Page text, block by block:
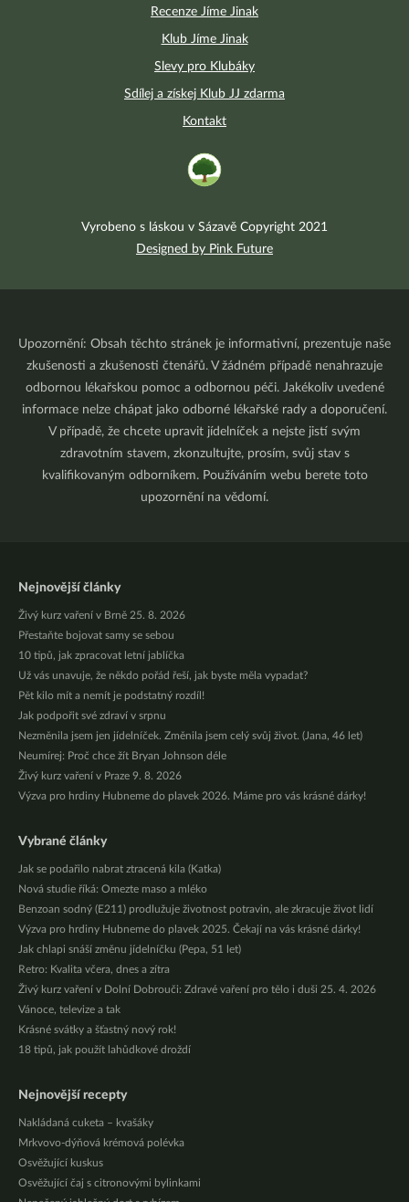
Recenze Jíme Jinak
Klub Jíme Jinak
Slevy pro Klubáky
Sdílej a získej Klub JJ zdarma
Kontakt
Vyrobeno s láskou v Sázavě Copyright 2021
Designed by Pink Future
Upozornění: Obsah těchto stránek je informativní, prezentuje naše
zkušenosti a zkušenosti čtenářů. V žádném případě nenahrazuje
odbornou lékařskou pomoc a odbornou péči. Jakékoliv uvedené
informace nelze chápat jako odborné lékařské rady a doporučení.
V případě, že chcete upravit jídelníček a nejste jistí svým
zdravotním stavem, zkonzultujte, prosím, svůj stav s
kvalifikovaným odborníkem. Používáním webu berete toto
upozornění na vědomí.
Nejnovější články
Živý kurz vaření v Brně 25. 8. 2026
Přestaňte bojovat samy se sebou
10 tipů, jak zpracovat letní jablíčka
Už vás unavuje, že někdo pořád řeší, jak byste měla vypadat?
Pět kilo mít a nemít je podstatný rozdíl!
Jak podpořit své zdraví v srpnu
Nezměnila jsem jen jídelníček. Změnila jsem celý svůj život. (Jana, 46 let)
Neumírej: Proč chce žít Bryan Johnson déle
Živý kurz vaření v Praze 9. 8. 2026
Výzva pro hrdiny Hubneme do plavek 2026. Máme pro vás krásné dárky!
Vybrané články
Jak se podařilo nabrat ztracená kila (Katka)
Nová studie říká: Omezte maso a mléko
Benzoan sodný (E211) prodlužuje životnost potravin, ale zkracuje život lidí
Výzva pro hrdiny Hubneme do plavek 2025. Čekají na vás krásné dárky!
Jak chlapi snáší změnu jídelníčku (Pepa, 51 let)
Retro: Kvalita včera, dnes a zítra
Živý kurz vaření v Dolní Dobrouči: Zdravé vaření pro tělo i duši 25. 4. 2026
Vánoce, televize a tak
Krásné svátky a šťastný nový rok!
18 tipů, jak použít lahůdkové droždí
Nejnovější recepty
Nakládaná cuketa – kvašáky
Mrkvovo-dýňová krémová polévka
Osvěžující kuskus
Osvěžující čaj s citronovými bylinkami